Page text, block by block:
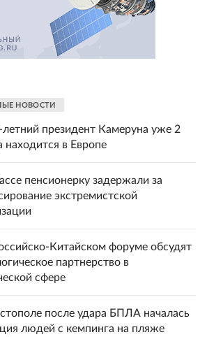
НОВОСТИ
летний президент Камеруна уже 2
находится в Европе
пенсионерку задержали за
экстремистской
Китайском форуме обсудят
партнерство в
сфере
после удара БПЛА началась
людей с кемпинга на пляже